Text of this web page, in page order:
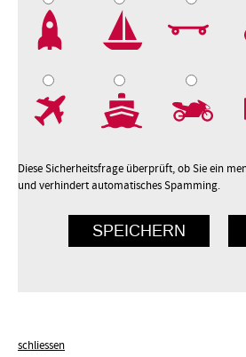
Diese Sicherheitsfrage überprüft, ob Sie ein
und verhindert automatisches Spamming.
schliessen